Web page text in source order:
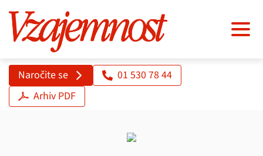
Naročite se
01 530 78 44
Arhiv PDF